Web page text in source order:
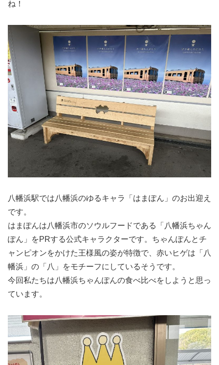
ね！
八幡浜駅では八幡浜のゆるキャラ「はまぽん」のお出迎え
です。
はまぽんは八幡浜市のソウルフードである「八幡浜ちゃん
ぽん」をPRする公式キャラクターです。ちゃんぽんとチ
ャンピオンをかけた王様風の姿が特徴で、赤いヒゲは「八
幡浜」の「八」をモチーフにしているそうです。
今回私たちは八幡浜ちゃんぽんの食べ比べをしようと思っ
ています。